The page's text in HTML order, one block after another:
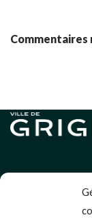
Commentaires
Politique de